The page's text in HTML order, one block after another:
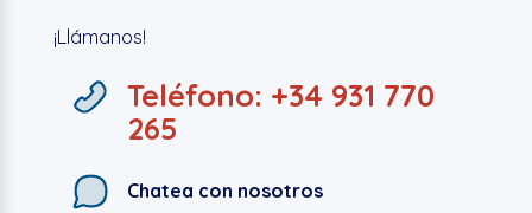
¡Llámanos!
Teléfono: +34 931 770
265
Chatea con nosotros